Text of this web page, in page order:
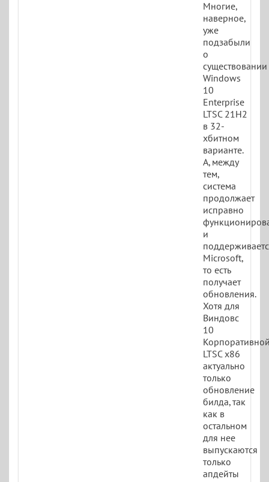
Многие,
наверное,
уже
подзабыли
о
существовании
Windows
10
Enterprise
LTSC 21H2
в 32-
хбитном
варианте.
А, между
тем,
система
продолжает
исправно
и
Microsoft,
то есть
получает
обновления.
Хотя для
Виндовс
10
LTSC x86
актуально
только
обновление
билда, так
как в
остальном
для нее
выпускаются
только
апдейты